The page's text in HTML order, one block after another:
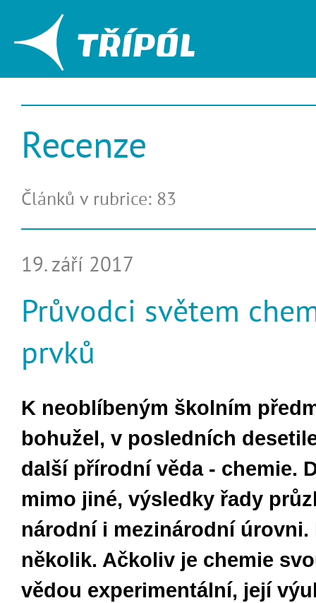
Recenze
Článků v rubrice: 83
19. září 2017
Průvodci světem
prvků
K neoblíbeným školním
bohužel, v posledních
další přírodní věda - chemie.
mimo jiné, výsledky řady
národní i mezinárodní úrovni.
několik. Ačkoliv je chemie
vědou experimentální, její